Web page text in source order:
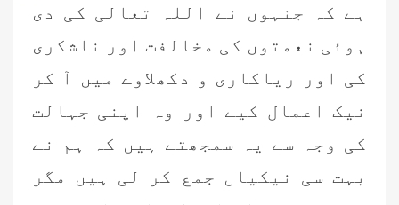
ہے کہ جنہوں نے اللہ تعالی کی دی
ہوئی نعمتوں کی ‏مخالفت اور ناشکری
کی اور ریاکاری و دکھلاوے میں آ کر
نیک اعمال کیے اور وہ اپنی جہالت
کی وجہ سے یہ سمجھتے ہیں کہ ہم نے
بہت سی نیکیاں جمع کر لی ہیں مگر
عمر اختر (درجہ خامسہ مرکزی جامعۃ
المدینہ فیضان مدینہ ،کراچی،پاکستان)
محمد وقاص (مرکزی جامعۃ المدینہ
فیضان مدینہ،کراچی ،پاکستان)
محمد سعد عمران (درجہ عالیہ مرکزی